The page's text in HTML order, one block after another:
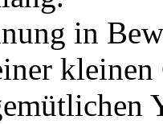
in
kleinen